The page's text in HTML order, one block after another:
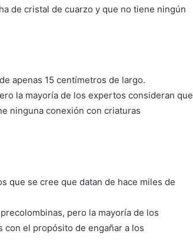
de cristal de cuarzo y que no tiene ningún
apenas 15 centímetros de largo.
la mayoría de los expertos consideran que
ninguna conexión con criaturas
que se cree que datan de hace miles de
pero la mayoría de los
el propósito de engañar a los